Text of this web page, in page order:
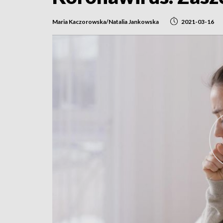
Maria Kaczorowska/Natalia Jankowska 2021-03-16